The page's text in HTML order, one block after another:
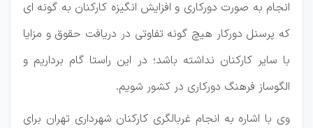
انجام به صورت دورکاری و افزایش انگیزه کارکنان به گونه ای
که پرسنل دورکار هیچ گونه تفاوتی در دریافت حقوق و مزایا
با سایر کارکنان نداشته باشد؛ در این راستا گام برداریم و
الگوساز فرهنگ دورکاری در کشور شویم.
وی با اشاره به انجام غربالگری کارکنان شهرداری تهران برای